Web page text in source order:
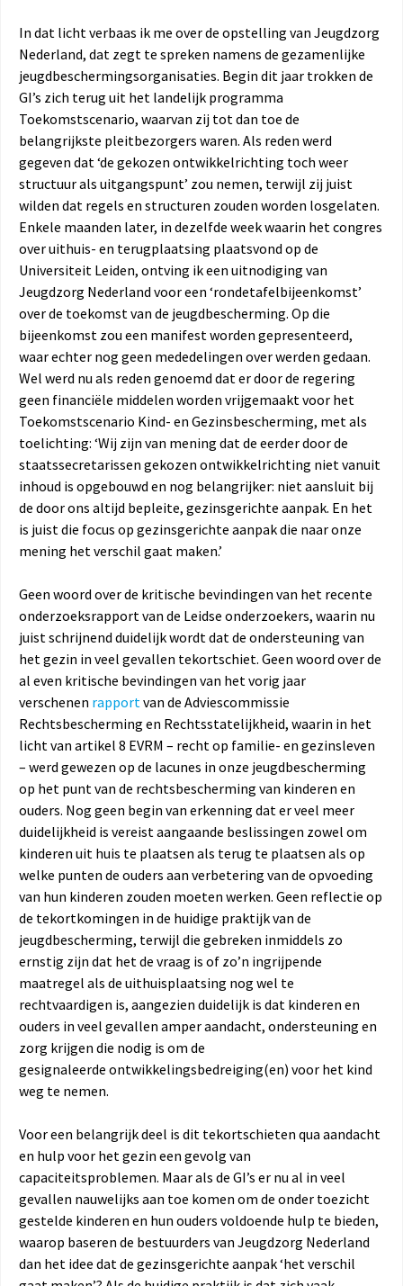
In dat licht verbaas ik me over de opstelling van Jeugdzorg
Nederland, dat zegt te spreken namens de gezamenlijke
jeugdbeschermingsorganisaties. Begin dit jaar trokken de
GI’s zich terug uit het landelijk programma
Toekomstscenario, waarvan zij tot dan toe de
belangrijkste pleitbezorgers waren. Als reden werd
gegeven dat ‘de gekozen ontwikkelrichting toch weer
structuur als uitgangspunt’ zou nemen, terwijl zij juist
wilden dat regels en structuren zouden worden losgelaten.
Enkele maanden later, in dezelfde week waarin het congres
over uithuis- en terugplaatsing plaatsvond op de
Universiteit Leiden, ontving ik een uitnodiging van
Jeugdzorg Nederland voor een ‘rondetafelbijeenkomst’
over de toekomst van de jeugdbescherming. Op die
bijeenkomst zou een manifest worden gepresenteerd,
waar echter nog geen mededelingen over werden gedaan.
Wel werd nu als reden genoemd dat er door de regering
geen financiële middelen worden vrijgemaakt voor het
Toekomstscenario Kind- en Gezinsbescherming, met als
toelichting: ‘Wij zijn van mening dat de eerder door de
staatssecretarissen gekozen ontwikkelrichting niet vanuit
inhoud is opgebouwd en nog belangrijker: niet aansluit bij
de door ons altijd bepleite, gezinsgerichte aanpak. En het
is juist die focus op gezinsgerichte aanpak die naar onze
mening het verschil gaat maken.’
Geen woord over de kritische bevindingen van het recente
onderzoeksrapport van de Leidse onderzoekers, waarin nu
juist schrijnend duidelijk wordt dat de ondersteuning van
het gezin in veel gevallen tekortschiet. Geen woord over de
al even kritische bevindingen van het vorig jaar
verschenen rapportvan de Adviescommissie
Rechtsbescherming en Rechtsstatelijkheid, waarin in het
licht van artikel 8 EVRM – recht op familie- en gezinsleven
– werd gewezen op de lacunes in onze jeugdbescherming
op het punt van de rechtsbescherming van kinderen en
ouders. Nog geen begin van erkenning dat er veel meer
duidelijkheid is vereist aangaande beslissingen zowel om
kinderen uit huis te plaatsen als terug te plaatsen als op
welke punten de ouders aan verbetering van de opvoeding
van hun kinderen zouden moeten werken. Geen reflectie op
de tekortkomingen in de huidige praktijk van de
jeugdbescherming, terwijl die gebreken inmiddels zo
ernstig zijn dat het de vraag is of zo’n ingrijpende
maatregel als de uithuisplaatsing nog wel te
rechtvaardigen is, aangezien duidelijk is dat kinderen en
ouders in veel gevallen amper aandacht, ondersteuning en
zorg krijgen die nodig is om de
gesignaleerde ontwikkelingsbedreiging(en) voor het kind
weg te nemen.
Voor een belangrijk deel is dit tekortschieten qua aandacht
en hulp voor het gezin een gevolg van
capaciteitsproblemen. Maar als de GI’s er nu al in veel
gevallen nauwelijks aan toe komen om de onder toezicht
gestelde kinderen en hun ouders voldoende hulp te bieden,
waarop baseren de bestuurders van Jeugdzorg Nederland
dan het idee dat de gezinsgerichte aanpak ‘het verschil